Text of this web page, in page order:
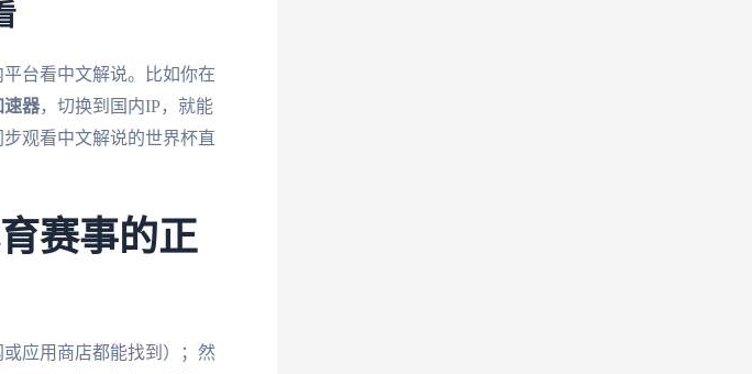
台看中文解说。比如你在
速器，切换到国内IP，就能
观看中文解说的世界杯直
赛事的正
或应用商店都能找到）；然